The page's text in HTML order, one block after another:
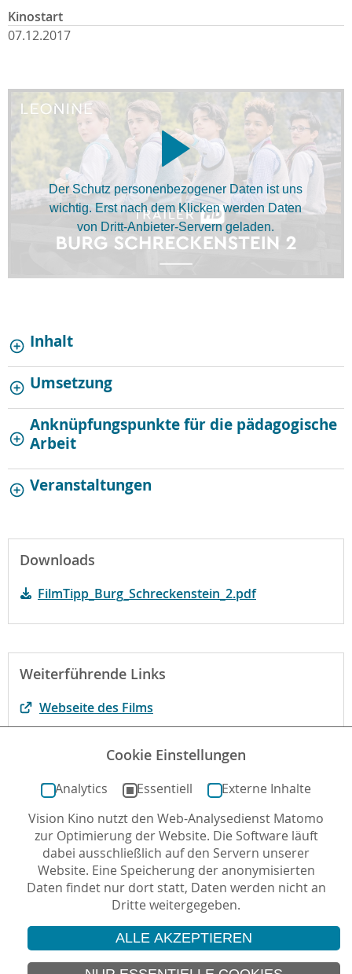
Kinostart
07.12.2017
Der Schutz personenbezogener Daten ist uns
wichtig. Erst nach dem Klicken werden Daten
von Dritt-Anbieter-Servern geladen.
Inhalt
Umsetzung
Anknüpfungspunkte für die pädagogische
Arbeit
Veranstaltungen
Downloads
FilmTipp_Burg_Schreckenstein_2.pdf
Weiterführende Links
Webseite des Films
Der Film auf filmportal.de
Autor*in: Sabine Kögel-Popp , 04.12.2017 , letzte
Aktualisierung: 17.05.2018
© 2026 Vision Kino
IMPRESSUM
Cookie Einstellungen
Analytics Essentiell
Externe Inhalte
Vision Kino nutzt den Web-Analysedienst Matomo
zur Optimierung der Website. Die Software läuft
dabei ausschließlich auf den Servern unserer
Website. Eine Speicherung der anonymisierten
Daten findet nur dort statt, Daten werden nicht an
Dritte weitergegeben.
ALLE AKZEPTIEREN